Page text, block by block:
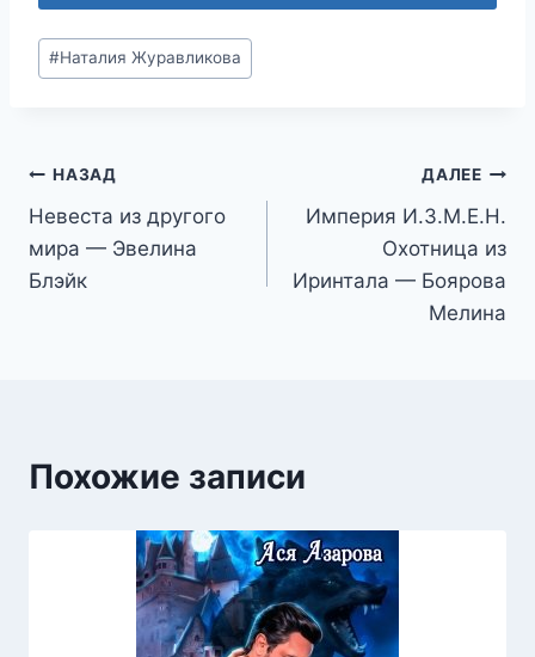
Метки
записи:
#Наталия Журавликова
Навигация
по
записям
НАЗАД
Невеста из другого
мира — Эвелина
Блэйк
ДАЛЕЕ
Империя И.З.М.Е.Н.
Охотница из
Иринтала — Боярова
Мелина
Похожие записи